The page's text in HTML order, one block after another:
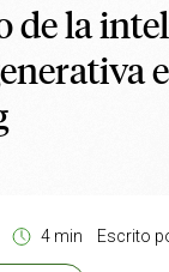
de la
4 min Escrito